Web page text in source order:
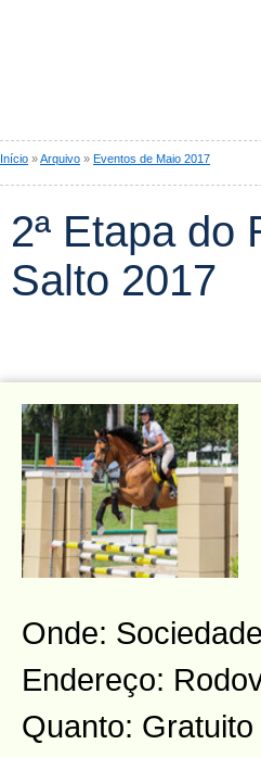
Início »Arquivo » Eventos de Maio 2017
2ª Etapa do
Salto 2017
Onde:
Endereço:
Quanto: Gratuito